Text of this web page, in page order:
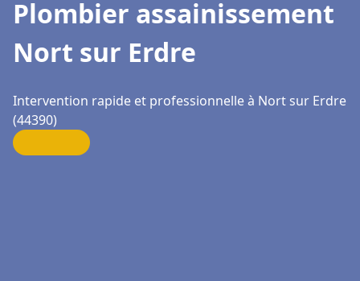
Plombier assainissement
Nort sur Erdre
Intervention rapide et professionnelle à Nort sur Erdre
(44390)